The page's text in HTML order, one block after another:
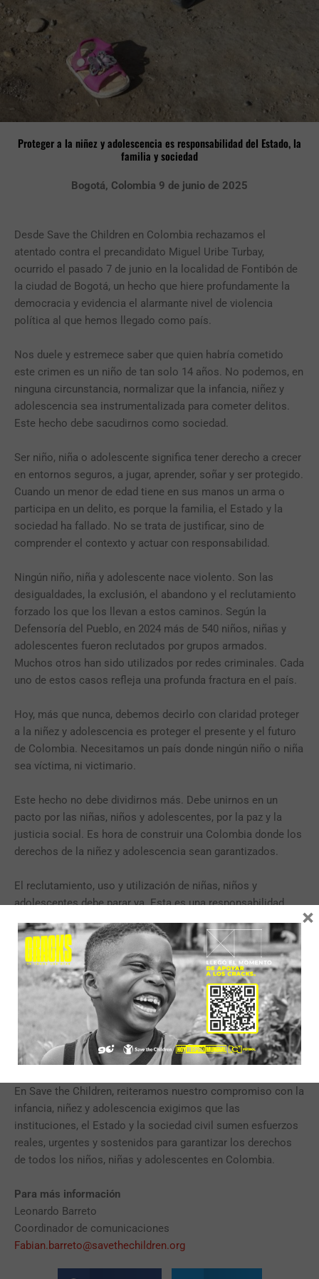
Proteger a la niñez y adolescencia es responsabilidad del Estado, la
familia y sociedad
Bogotá, Colombia 9 de junio de 2025
Desde Save the Children en Colombia rechazamos el
atentado contra el precandidato Miguel Uribe Turbay,
ocurrido el pasado 7 de junio en la localidad de Fontibón de
la ciudad de Bogotá, un hecho que hiere profundamente la
democracia y evidencia el alarmante nivel de violencia
política al que hemos llegado como país.
Nos duele y estremece saber que quien habría cometido
este crimen es un niño de tan solo 14 años. No podemos, en
ninguna circunstancia, normalizar que la infancia, niñez y
adolescencia sea instrumentalizada para cometer delitos.
Este hecho debe sacudirnos como sociedad.
Ser niño, niña o adolescente significa tener derecho a crecer
en entornos seguros, a jugar, aprender, soñar y ser protegido.
Cuando un menor de edad tiene en sus manos un arma o
participa en un delito, es porque la familia, el Estado y la
sociedad ha fallado. No se trata de justificar, sino de
comprender el contexto y actuar con responsabilidad.
Ningún niño, niña y adolescente nace violento. Son las
desigualdades, la exclusión, el abandono y el reclutamiento
forzado los que los llevan a estos caminos. Según la
Defensoría del Pueblo, en 2024 más de 540 niños, niñas y
adolescentes fueron reclutados por grupos armados.
Muchos otros han sido utilizados por redes criminales. Cada
uno de estos casos refleja una profunda fractura en el país.
Hoy, más que nunca, debemos decirlo con claridad proteger
a la niñez y adolescencia es proteger el presente y el futuro
de Colombia. Necesitamos un país donde ningún niño o niña
sea víctima, ni victimario.
Este hecho no debe dividirnos más. Debe unirnos en un
pacto por las niñas, niños y adolescentes, por la paz y la
justicia social. Es hora de construir una Colombia donde los
derechos de la niñez y adolescencia sean garantizados.
El reclutamiento, uso y utilización de niñas, niños y
adolescentes debe parar ya. Esta es una responsabilidad
compartida por las familias, el Estado y toda la sociedad.
Debemos activar con urgencia rutas de acceso a derechos, y
construir entornos seguros donde puedan crecer con
dignidad, lejos de la guerra y la violencia.
Hacemos un llamado urgente al Estado a invertir en la niñez
y adolescencia, priorizar la educación, salud, protección y
participación de las niñas, niños y adolescencia,deben estar
en el centro de los planes de desarrollo territorial.
En Save the Children, reiteramos nuestro compromiso con la
infancia, niñez y adolescencia exigimos que las
instituciones, el Estado y la sociedad civil sumen esfuerzos
reales, urgentes y sostenidos para garantizar los derechos
de todos los niños, niñas y adolescentes en Colombia.
Para más información
Leonardo Barreto
Coordinador de comunicaciones
Fabian.barreto@savethechildren.org
×